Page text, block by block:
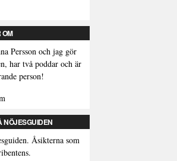
OM
Persson och jag gör
har två poddar och är
person!
NÖJESGUIDEN
Åsikterna som